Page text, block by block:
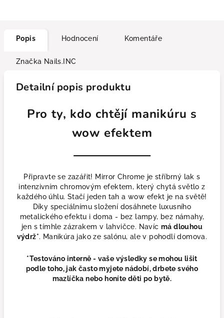
Popis Hodnocení Komentáře
Značka Nails.INC
Detailní popis produktu
Pro ty, kdo chtějí manikúru s
wow efektem
Připravte se zazářit! Mirror Chrome je stříbrný lak s
intenzivním chromovým efektem, který chytá světlo z
každého úhlu. Stačí jeden tah a wow efekt je na světě!
Díky speciálnímu složení dosáhnete luxusního
metalického efektu i doma - bez lampy, bez námahy,
jen s tímhle zázrakem v lahvičce. Navíc má dlouhou
výdrž*. Manikúra jako ze salónu, ale v pohodlí domova.
*Testováno interně - vaše výsledky se mohou lišit
podle toho, jak často myjete nádobí, drbete svého
mazlíčka nebo honíte děti po bytě.